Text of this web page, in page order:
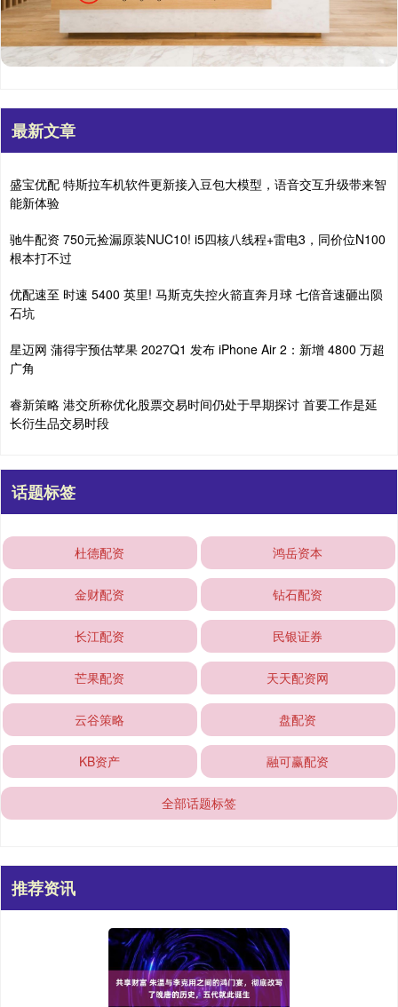
最新文章
盛宝优配 特斯拉车机软件更新接入豆包大模型，语音交互升级带来智
能新体验
驰牛配资 750元捡漏原装NUC10! i5四核八线程+雷电3，同价位N100
根本打不过
优配速至 时速 5400 英里! 马斯克失控火箭直奔月球 七倍音速砸出陨
石坑
星迈网 蒲得宇预估苹果 2027Q1 发布 iPhone Air 2：新增 4800 万超
广角
睿新策略 港交所称优化股票交易时间仍处于早期探讨 首要工作是延
长衍生品交易时段
话题标签
杜德配资 鸿岳资本
金财配资 钻石配资
长江配资 民银证券
芒果配资 天天配资网
云谷策略 盘配资
KB资产 融可赢配资
全部话题标签
推荐资讯